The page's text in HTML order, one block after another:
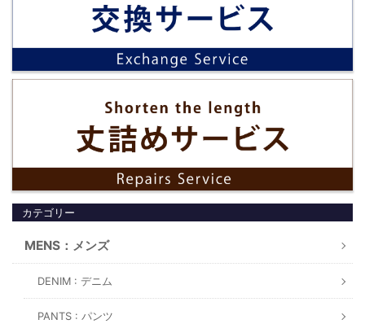
カテゴリー
MENS：メンズ
DENIM : デニム
PANTS : パンツ